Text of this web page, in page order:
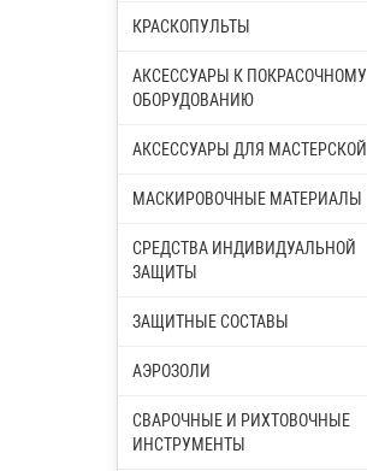
КРАСКОПУЛЬТЫ
АКСЕССУАРЫ К ПОКРАСОЧНОМУ
ОБОРУДОВАНИЮ
АКСЕССУАРЫ ДЛЯ МАСТЕРСКОЙ
МАСКИРОВОЧНЫЕ МАТЕРИАЛЫ
СРЕДСТВА ИНДИВИДУАЛЬНОЙ
ЗАЩИТЫ
ЗАЩИТНЫЕ СОСТАВЫ
АЭРОЗОЛИ
СВАРОЧНЫЕ И РИХТОВОЧНЫЕ
ИНСТРУМЕНТЫ